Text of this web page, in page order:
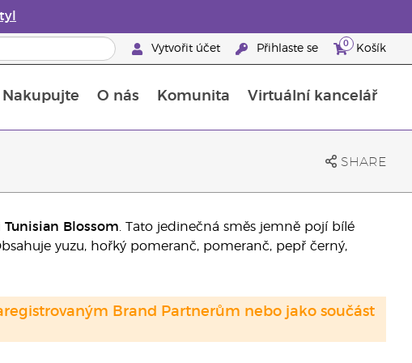
Vytvořit účet Přihlaste se 0 Košík
Nakupujte O nás Komunita Virtuální kancelář
SHARE
Tunisian Blossom . Tato jedinečná směs jemně pojí bílé
yuzu, hořký pomeranč, pomeranč, pepř černý,
Brand Partnerům nebo jako součást